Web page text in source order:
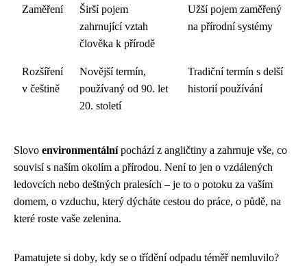
Zaměření
Širší pojem
zahrnující vztah
člověka k přírodě
Užší pojem zaměřený
na přírodní systémy
Rozšíření
v češtině
Novější termín,
používaný od 90. let
20. století
Tradiční termín s delší
historií používání
Slovo environmentálnípochází z angličtiny a zahrnuje vše, co
souvisí s naším okolím a přírodou. Není to jen o vzdálených
ledovcích nebo deštných pralesích – je to o potoku za vaším
domem, o vzduchu, který dýcháte cestou do práce, o půdě, na
které roste vaše zelenina.
Pamatujete si doby, kdy se o třídění odpadu téměř nemluvilo?